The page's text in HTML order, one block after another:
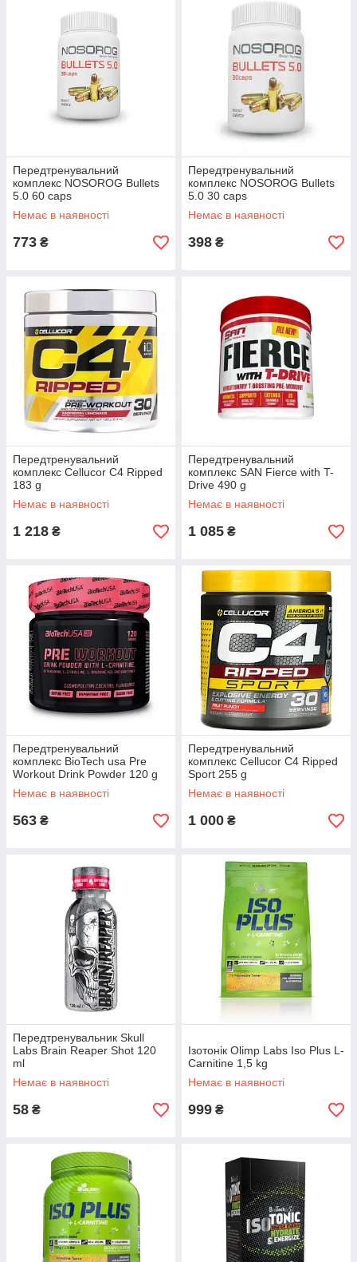
Передтренувальний
комплекс NOSOROG Bullets
5.0 60 caps
Немає в наявності
773 ₴
Передтренувальний
комплекс NOSOROG Bullets
5.0 30 caps
Немає в наявності
398 ₴
Передтренувальний
комплекс Cellucor C4 Ripped
183 g
Немає в наявності
1 218 ₴
Передтренувальний
комплекс SAN Fierce with T-
Drive 490 g
Немає в наявності
1 085 ₴
Передтренувальний
комплекс BioTech usa Pre
Workout Drink Powder 120 g
Немає в наявності
563 ₴
Передтренувальний
комплекс Cellucor C4 Ripped
Sport 255 g
Немає в наявності
1 000 ₴
Передтренувальник Skull
Labs Brain Reaper Shot 120
ml
Немає в наявності
58 ₴
Ізотонік Olimp Labs Iso Plus L-
Carnitine 1,5 kg
Немає в наявності
999 ₴